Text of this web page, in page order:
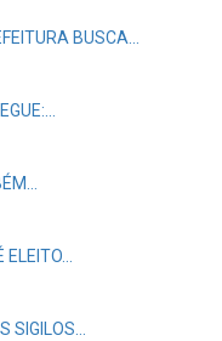
BUSCA…
SIGILOS…